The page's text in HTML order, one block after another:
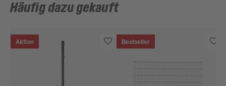
Häufig dazu gekauft
Aktion Bestseller